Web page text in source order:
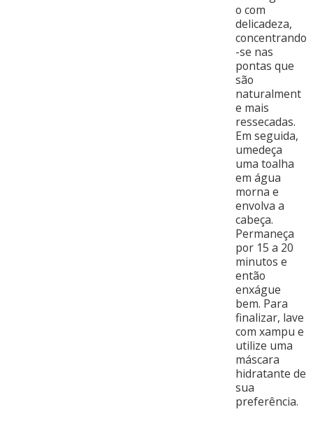
o com
delicadeza,
concentrando
-se nas
pontas que
são
naturalment
e mais
ressecadas.
Em seguida,
umedeça
uma toalha
em água
morna e
envolva a
cabeça.
Permaneça
por 15 a 20
minutos e
então
enxágue
bem. Para
finalizar, lave
com xampu e
utilize uma
máscara
hidratante de
sua
preferência.